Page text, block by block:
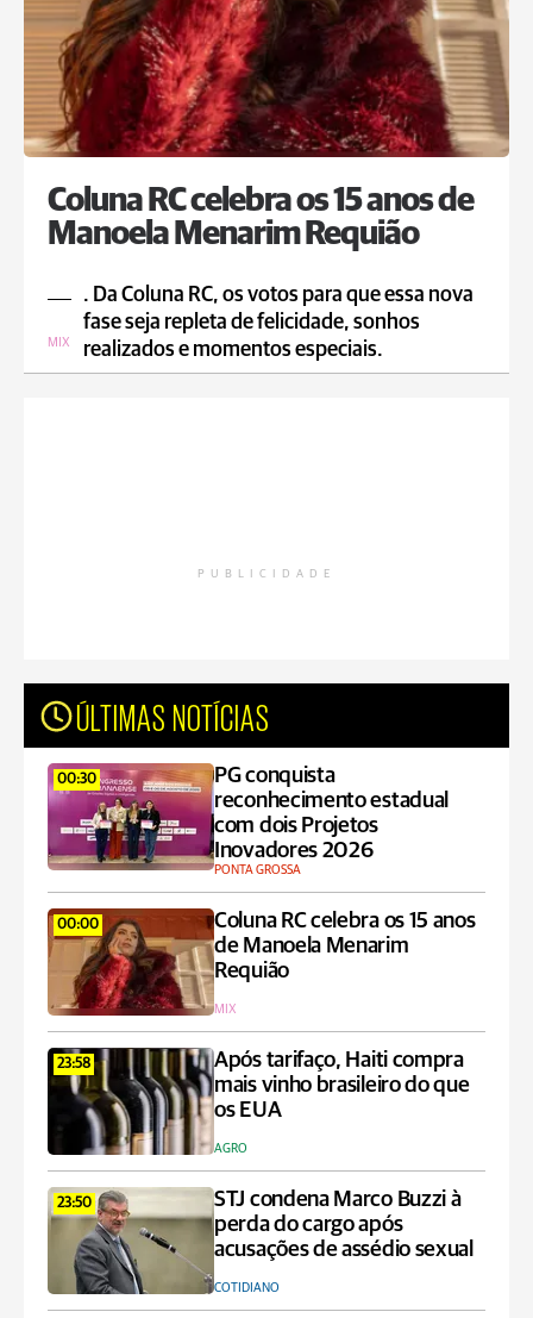
Coluna RC celebra os 15 anos de
Manoela Menarim Requião
. Da Coluna RC, os votos para que essa nova
fase seja repleta de felicidade, sonhos
realizados e momentos especiais.
MIX
PUBLICIDADE
ÚLTIMAS NOTÍCIAS
00:30
PG conquista
reconhecimento estadual
com dois Projetos
Inovadores 2026
PONTA GROSSA
00:00
Coluna RC celebra os 15 anos
de Manoela Menarim
Requião
MIX
23:58
Após tarifaço, Haiti compra
mais vinho brasileiro do que
os EUA
AGRO
23:50
STJ condena Marco Buzzi à
perda do cargo após
acusações de assédio sexual
COTIDIANO